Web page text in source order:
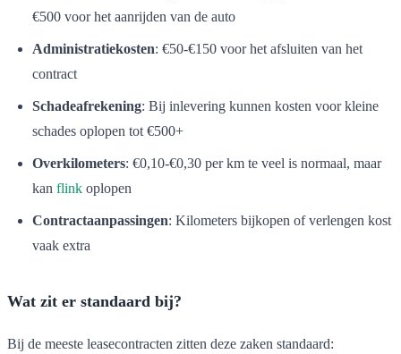
€500 voor het aanrijden van de auto
Administratiekosten: €50-€150 voor het afsluiten van het
contract
Schadeafrekening: Bij inlevering kunnen kosten voor kleine
schades oplopen tot €500+
Overkilometers: €0,10-€0,30 per km te veel is normaal, maar
kan flink oplopen
Contractaanpassingen: Kilometers bijkopen of verlengen kost
vaak extra
Wat zit er standaard bij?
Bij de meeste leasecontracten zitten deze zaken standaard: